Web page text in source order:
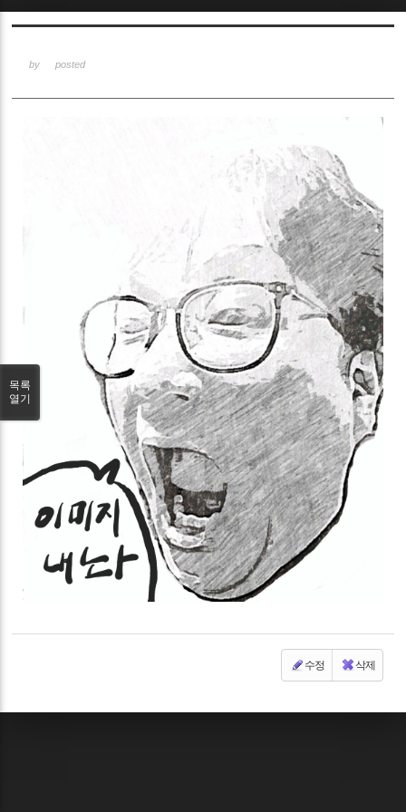
by posted
수정 삭제
목록
열기
Sketchbook5, 스케치북5
Sketchbook5, 스케치북5